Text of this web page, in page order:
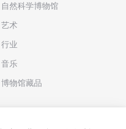
自然科学博物馆
艺术
行业
音乐
博物馆藏品